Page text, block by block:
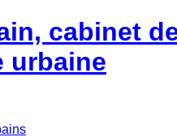
cabinet
urbaine